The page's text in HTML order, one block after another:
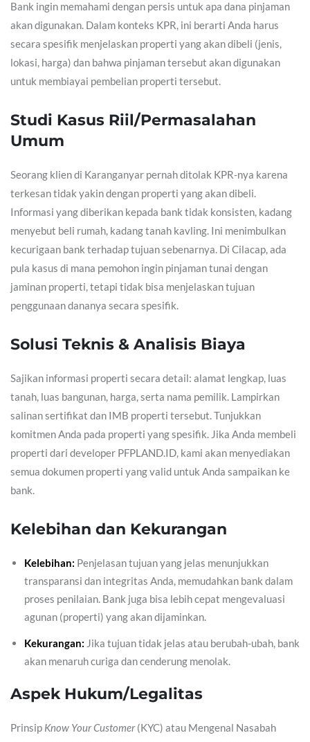
Bank ingin memahami dengan persis untuk apa dana pinjaman
akan digunakan. Dalam konteks KPR, ini berarti Anda harus
secara spesifik menjelaskan properti yang akan dibeli (jenis,
lokasi, harga) dan bahwa pinjaman tersebut akan digunakan
untuk membiayai pembelian properti tersebut.
Studi Kasus Riil/Permasalahan
Umum
Seorang klien di Karanganyar pernah ditolak KPR-nya karena
terkesan tidak yakin dengan properti yang akan dibeli.
Informasi yang diberikan kepada bank tidak konsisten, kadang
menyebut beli rumah, kadang tanah kavling. Ini menimbulkan
kecurigaan bank terhadap tujuan sebenarnya. Di Cilacap, ada
pula kasus di mana pemohon ingin pinjaman tunai dengan
jaminan properti, tetapi tidak bisa menjelaskan tujuan
penggunaan dananya secara spesifik.
Solusi Teknis & Analisis Biaya
Sajikan informasi properti secara detail: alamat lengkap, luas
tanah, luas bangunan, harga, serta nama pemilik. Lampirkan
salinan sertifikat dan IMB properti tersebut. Tunjukkan
komitmen Anda pada properti yang spesifik. Jika Anda membeli
properti dari developer PFPLAND.ID, kami akan menyediakan
semua dokumen properti yang valid untuk Anda sampaikan ke
bank.
Kelebihan dan Kekurangan
Kelebihan: Penjelasan tujuan yang jelas menunjukkan
transparansi dan integritas Anda, memudahkan bank dalam
proses penilaian. Bank juga bisa lebih cepat mengevaluasi
agunan (properti) yang akan dijaminkan.
Kekurangan: Jika tujuan tidak jelas atau berubah-ubah, bank
akan menaruh curiga dan cenderung menolak.
Aspek Hukum/Legalitas
Prinsip Know Your Customer(KYC) atau Mengenal Nasabah